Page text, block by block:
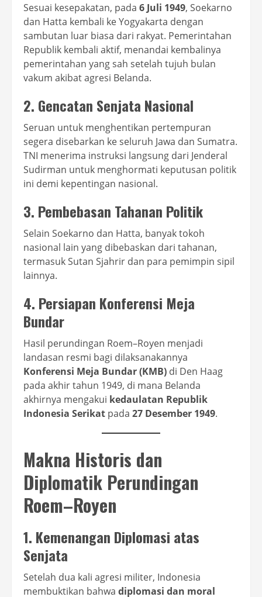
Sesuai kesepakatan, pada 6 Juli 1949, Soekarno
dan Hatta kembali ke Yogyakarta dengan
sambutan luar biasa dari rakyat. Pemerintahan
Republik kembali aktif, menandai kembalinya
pemerintahan yang sah setelah tujuh bulan
vakum akibat agresi Belanda.
2. Gencatan Senjata Nasional
Seruan untuk menghentikan pertempuran
segera disebarkan ke seluruh Jawa dan Sumatra.
TNI menerima instruksi langsung dari Jenderal
Sudirman untuk menghormati keputusan politik
ini demi kepentingan nasional.
3. Pembebasan Tahanan Politik
Selain Soekarno dan Hatta, banyak tokoh
nasional lain yang dibebaskan dari tahanan,
termasuk Sutan Sjahrir dan para pemimpin sipil
lainnya.
4. Persiapan Konferensi Meja
Bundar
Hasil perundingan Roem–Royen menjadi
landasan resmi bagi dilaksanakannya
Konferensi Meja Bundar (KMB) di Den Haag
pada akhir tahun 1949, di mana Belanda
akhirnya mengakui kedaulatan Republik
Indonesia Serikat pada 27 Desember 1949.
Makna Historis dan
Diplomatik Perundingan
Roem–Royen
1. Kemenangan Diplomasi atas
Senjata
Setelah dua kali agresi militer, Indonesia
membuktikan bahwa diplomasi dan moral